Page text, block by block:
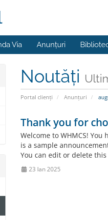
Via Anunțuri
Noutăți
Portal clienți Anunțuri
Thank you for
Welcome to WHMCS!
is a sample
You can edit or delete
23 Ian 2025